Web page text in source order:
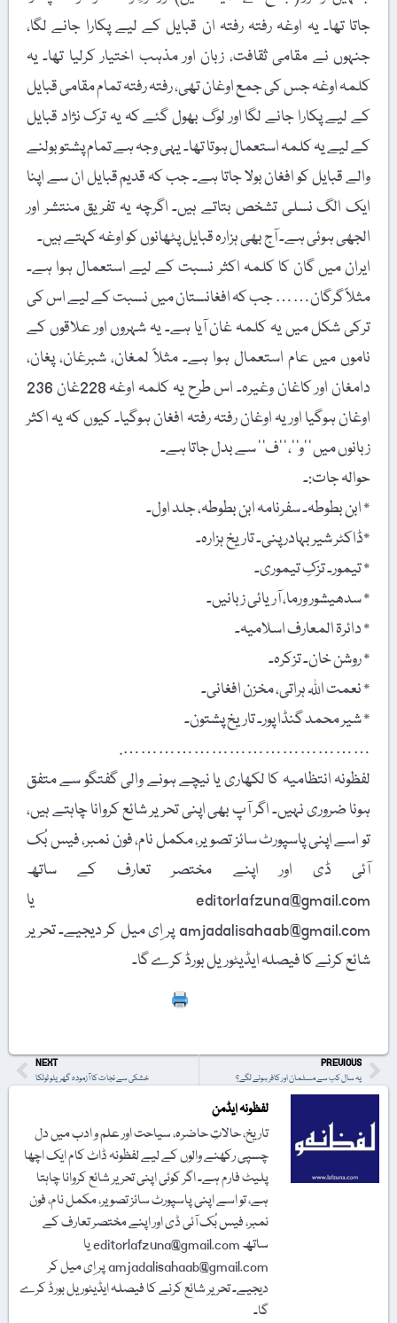
جاتا تھا۔ یہ اوغہ رفتہ رفتہ ان قبایل کے لیے پکارا جانے لگا،
جنہوں نے مقامی ثقافت، زبان اور مذہب اختیار کرلیا تھا۔ یہ
کلمہ اوغہ جس کی جمع اوغان تھی، رفتہ رفتہ تمام مقامی قبایل
کے لیے پکارا جانے لگا اور لوگ بھول گئے کہ یہ ترک نژاد قبایل
کے لیے یہ کلمہ استعمال ہوتا تھا۔ یہی وجہ ہے تمام پشتو بولنے
والے قبایل کو افغان بولا جاتا ہے۔ جب کہ قدیم قبایل ان سے اپنا
ایک الگ نسلی تشخص بتاتے ہیں۔ اگرچہ یہ تفریق منتشر اور
الجھی ہوئی ہے۔ آج بھی ہزارہ قبایل پٹھانوں کو اوغہ کہتے ہیں۔
ایران میں گان کا کلمہ اکثر نسبت کے لیے استعمال ہوا ہے۔
مثلاً گرگان…… جب کہ افغانستان میں نسبت کے لیے اس کی
ترکی شکل میں یہ کلمہ غان آیا ہے۔ یہ شہروں اور علاقوں کے
ناموں میں عام استعمال ہوا ہے۔ مثلاً لمغان، شبرغان، پغان،
دامغان اور کاغان وغیرہ۔ اس طرح یہ کلمہ اوغہ 228غان 236
اوغان ہوگیا اور یہ اوغان رفتہ رفتہ افغان ہوگیا۔ کیوں کہ یہ اکثر
زبانوں میں ’ ’و‘ ‘، ’ ’ف‘ ‘ سے بدل جاتا ہے۔
حوالہ جات:۔
٭ ابن بطوطہ۔ سفرنامہ ابن بطوطہ، جلد اول۔
٭ڈاکٹر شیر بہادر پنی۔ تاریخ ہزارہ۔
٭ تیمور۔ تزکِ تیموری۔
٭ سدھیشور ورما، آریائی زبانیں۔
٭ دائرۃ المعارف اسلامیہ۔
٭ روشن خان۔ تزکرہ۔
٭ نعمت اللہ ہراتی، مخزن افغانی۔
٭ شیر محمد گنڈا پور۔ تاریخ پشتون۔
…………………………………….
لفظونہ انتظامیہ کا لکھاری یا نیچے ہونے والی گفتگو سے متفق
ہونا ضروری نہیں۔ اگر آپ بھی اپنی تحریر شائع کروانا چاہتے ہیں،
تو اسے اپنی پاسپورٹ سائز تصویر، مکمل نام، فون نمبر، فیس بُک
آئی ڈی اور اپنے مختصر تعارف کے ساتھ
editorlafzuna@gmail.com یا
amjadalisahaab@gmail.com پر اِی میل کر دیجیے۔ تحریر
شائع کرنے کا فیصلہ ایڈیٹوریل بورڈ کرے گا۔
PREVIOUS
یہ سال کب سے مسلمان اور کافر ہونے لگے؟
NEXT
خشکی سے نجات کا آزمودہ گھریلو ٹوٹکا
لفظونہ ایڈمن
تاریخ، حالاتِ حاضرہ، سیاحت اور علم و ادب میں دل
چسپی رکھنے والوں کے لیے لفظونہ ڈاٹ کام ایک اچھا
پلیٹ فارم ہے۔ اگر کوئی اپنی تحریر شائع کروانا چاہتا
ہے، تو اسے اپنی پاسپورٹ سائز تصویر، مکمل نام، فون
نمبر، فیس بُک آئی ڈی اور اپنے مختصر تعارف کے
ساتھ editorlafzuna@gmail.com یا
amjadalisahaab@gmail.com پر اِی میل کر
دیجیے۔ تحریر شائع کرنے کا فیصلہ ایڈیٹوریل بورڈ کرے
گا۔